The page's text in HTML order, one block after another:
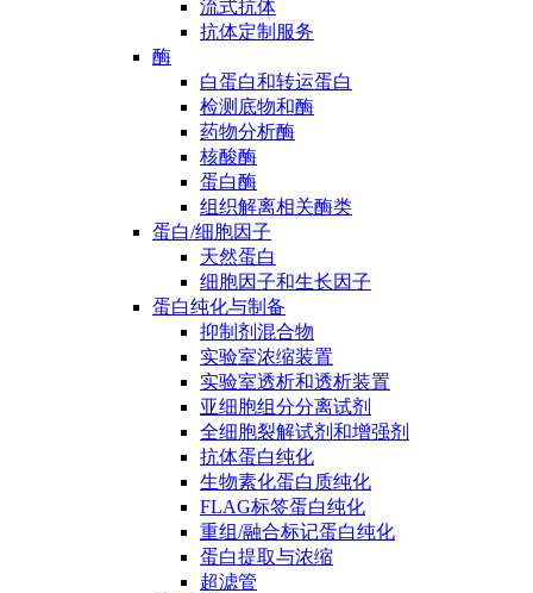
流式抗体
抗体定制服务
酶
白蛋白和转运蛋白
检测底物和酶
药物分析酶
核酸酶
蛋白酶
组织解离相关酶类
蛋白/细胞因子
天然蛋白
细胞因子和生长因子
蛋白纯化与制备
抑制剂混合物
实验室浓缩装置
实验室透析和透析装置
亚细胞组分分离试剂
全细胞裂解试剂和增强剂
抗体蛋白纯化
生物素化蛋白质纯化
FLAG标签蛋白纯化
重组/融合标记蛋白纯化
蛋白提取与浓缩
超滤管